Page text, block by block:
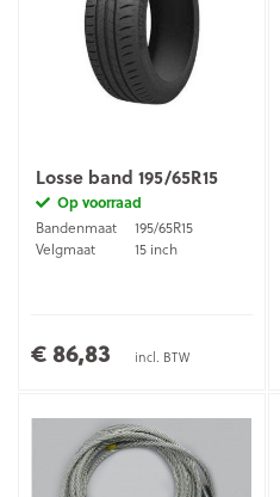
Losse band 195/65R15
Op voorraad
Bandenmaat
195/65R15
Velgmaat
15 inch
€ 86,83 incl. BTW